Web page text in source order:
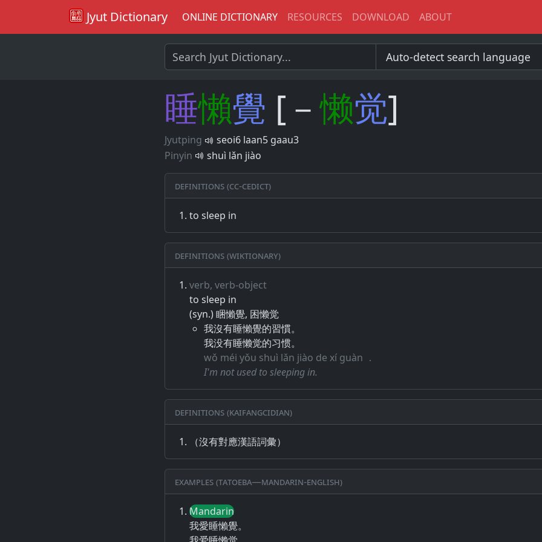
Jyut Dictionary ONLINE DICTIONARY RESOURCES DOWNLOAD ABOUT
睡懶覺 [－懒觉]
Jyutping
seoi6 laan5 gaau3
Pinyin
shuì lǎn jiào
Definitions (CC-CEDICT)
to sleep in
Definitions (Wiktionary)
verb, verb-object
to sleep in
(syn.) 睏懶覺, 困懒觉
我沒有睡懶覺的習慣。
我没有睡懒觉的习惯。
wǒ méi yǒu shuì lǎn jiào de xí guàn ．
I'm not used to sleeping in.
Definitions (Kaifangcidian)
（沒有對應漢語詞彙）
Examples (Tatoeba—Mandarin-English)
Mandarin
我愛睡懶覺。